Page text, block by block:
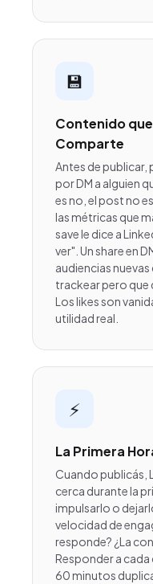
💾
Contenido
Comparte
Antes de publicar,
por DM a alguien
es no, el post no
las métricas que
save le dice a
ver". Un share en
audiencias
trackear pero que
Los likes son
utilidad real.
⚡
La Primera
Cuando publicás,
cerca durante la
impulsarlo o
velocidad de
responde? ¿La
Responder a
60 minutos